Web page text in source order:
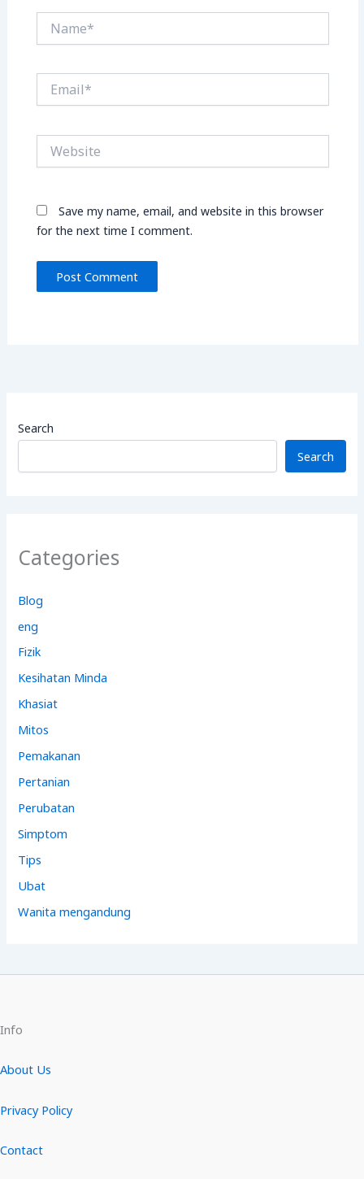
Save my name, email, and website in this browser
for the next time I comment.
Search
Search
Categories
Blog
eng
Fizik
Kesihatan Minda
Khasiat
Mitos
Pemakanan
Pertanian
Perubatan
Simptom
Tips
Ubat
Wanita mengandung
Info
About Us
Privacy Policy
Contact